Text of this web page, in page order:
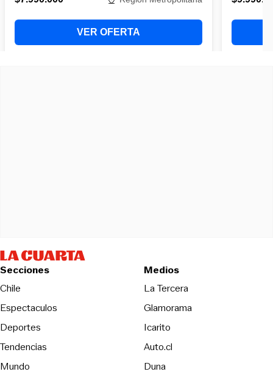
Secciones
Chile
Espectaculos
Deportes
Tendencias
Mundo
Medios
La TerceraOpens in new
Glamorama
Icarito
Auto.cl
DunaOpens in new window